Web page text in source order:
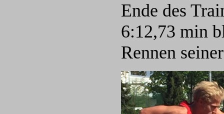
Ende des
6:12,73 min
Rennen